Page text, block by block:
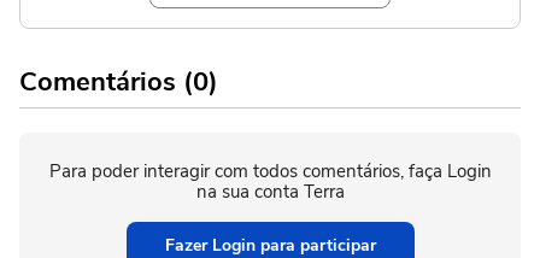
Comentários (0)
Para poder interagir com todos comentários, faça Login
na sua conta Terra
Fazer Login para participar